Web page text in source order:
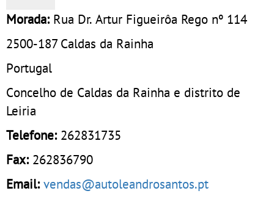
Morada: Rua Dr. Artur Figueirôa Rego nº 114
2500-187 Caldas da Rainha
Portugal
Concelho de Caldas da Rainha e distrito de
Leiria
Telefone: 262831735
Fax: 262836790
Email: vendas@autoleandrosantos.pt